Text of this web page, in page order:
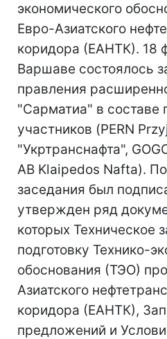
экономического
Евро-Азиатского
коридора (ЕАНТК). 18
Варшаве состоялось
правления
"Сарматиа" в составе
участников (PERN
"Укртранснафта",
AB Klaipedos Nafta).
заседания был
утвержден ряд
которых Техническое
подготовку Технико-
обоснования (ТЭО)
Азиатского
коридора (ЕАНТК),
предложений и